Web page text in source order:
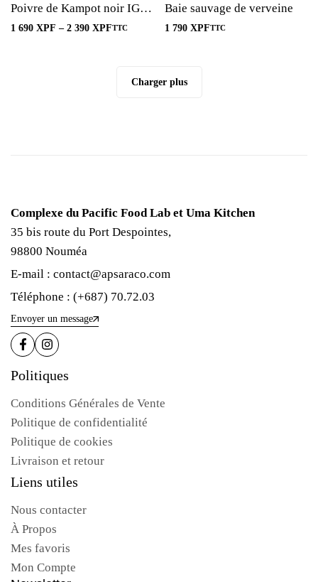
Poivre de Kampot noir IGP
fumé
1 690 XPF – 2 390 XPFTTC
Baie sauvage de verveine
1 790 XPFTTC
Charger plus
Complexe du Pacific Food Lab et Uma Kitchen
35 bis route du Port Despointes,
98800 Nouméa
E-mail : contact@apsaraco.com
Téléphone : (+687) 70.72.03
Envoyer un message
Politiques
Conditions Générales de Vente
Politique de confidentialité
Politique de cookies
Livraison et retour
Liens utiles
Nous contacter
À Propos
Mes favoris
Mon Compte